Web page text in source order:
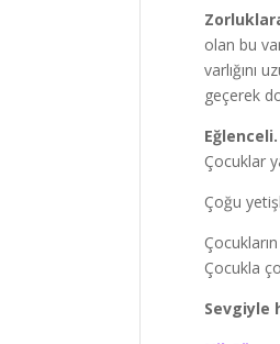
olan bu
varlığını
geçerek
Eğlenceli.
Çocuklar
Çoğu
Çocukla
Sevgiyle